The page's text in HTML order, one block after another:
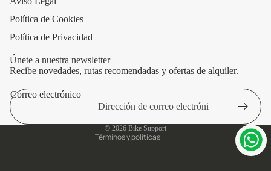
Política de Cookies
Política de Privacidad
Únete a nuestra newsletter
Recibe novedades, rutas recomendadas y ofertas de alquiler.
Correo electrónico
© 2026 Bike Support
Términos y políticas
Política de privacidad